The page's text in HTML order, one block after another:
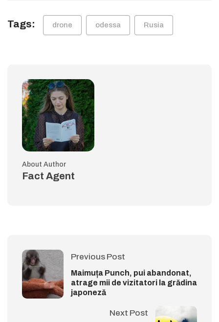
Tags: drone odessa Rusia
About Author
Fact Agent
Previous Post
Maimuța Punch, pui abandonat,
atrage mii de vizitatori la grădina
japoneză
Next Post